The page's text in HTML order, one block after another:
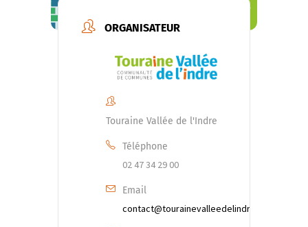
ORGANISATEUR
Touraine Vallée de l'Indre
Téléphone
02 47 34 29 00
Email
contact@tourainevalleedelindre.fr